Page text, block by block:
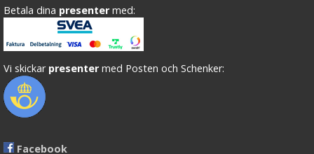
Betala dina presenter med:
Vi skickar presenter med Posten och Schenker:
Facebook